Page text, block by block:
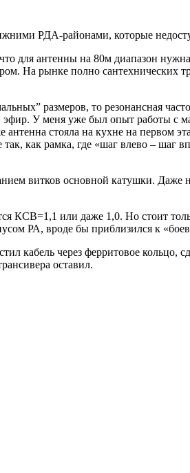
РДА-районами, которые
для антенны на 80м диапазон
На рынке полно сантехнических
размеров, то резонансная
У меня уже был опыт работы с
стояла на кухне на первом
как рамка, где «шаг влево –
витков основной катушки.
КСВ=1,1 или даже 1,0. Но стоит
РА, вроде бы приблизился к
кабель через ферритовое кольцо,
оставил.